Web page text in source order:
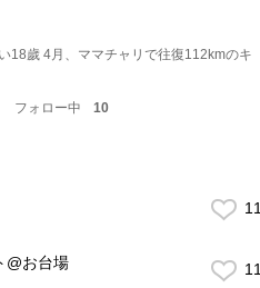
18歲 4月、ママチャリで往復112kmのキ
フォロー中 10
@お台場